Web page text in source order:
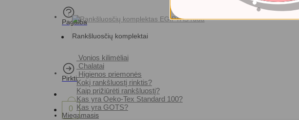
Pagalba
Pirkti
0
Rankšluosčių komplektai
Vonios kilimėliai
Chalatai
Higienos priemonės
Kokį rankšluostį rinktis?
Kaip prižiūrėti rankšluostį?
Kas yra Oeko-Tex Standard 100?
Kas yra GOTS?
Miegamasis